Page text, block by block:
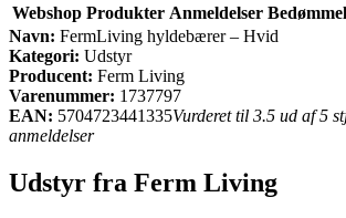
Webshop Produkter Anmeldelser
Navn: FermLiving hyldebærer – Hvid
Kategori: Udstyr
Producent: Ferm Living
Varenummer: 1737797
EAN: 5704723441335Vurderet til 3.5 ud af 5
anmeldelser
Udstyr fra Ferm Living